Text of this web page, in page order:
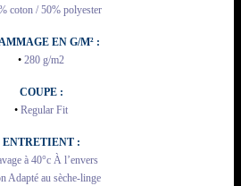
coton / 50% polyester
EN G/M² :
• 280 g/m2
COUPE :
• Regular Fit
ENTRETIENT :
à 40°c À l’envers
Adapté au sèche-linge